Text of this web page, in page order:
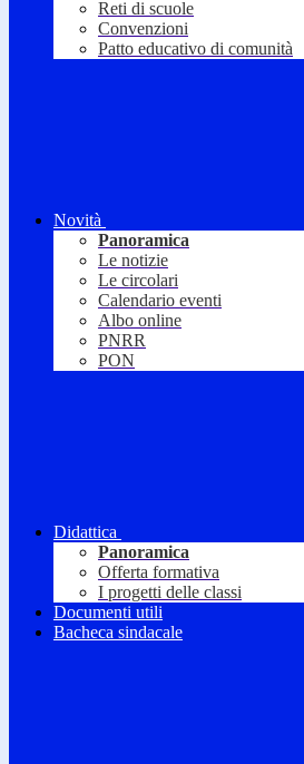
Reti di scuole
Convenzioni
Patto educativo di comunità
Novità
Panoramica
Le notizie
Le circolari
Calendario eventi
Albo online
PNRR
PON
Didattica
Panoramica
Offerta formativa
I progetti delle classi
Documenti utili
Bacheca sindacale